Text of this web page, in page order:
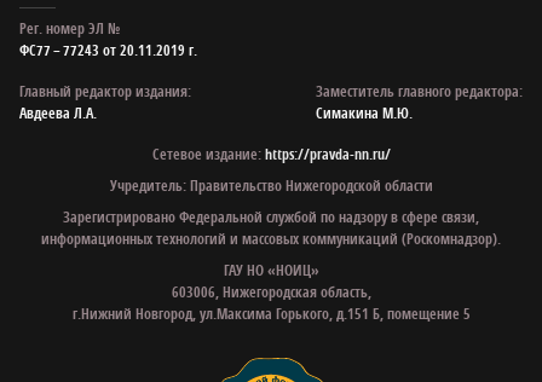
Рег. номер ЭЛ №
ФС77 – 77243 от 20.11.2019 г.
Главный редактор издания:
Авдеева Л.А.
Заместитель главного редактора:
Симакина М.Ю.
Сетевое издание:https://pravda-nn.ru/
Учредитель: Правительство Нижегородской области
Зарегистрировано Федеральной службой по надзору в сфере связи,
информационных технологий и массовых коммуникаций (Роскомнадзор).
ГАУ НО «НОИЦ»
603006, Нижегородская область,
г.Нижний Новгород, ул.Максима Горького, д.151 Б, помещение 5